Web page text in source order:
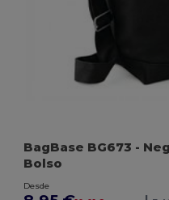
BagBase BG673 -
Bolso
Desde